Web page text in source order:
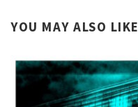
YOU MAY ALSO LIKE